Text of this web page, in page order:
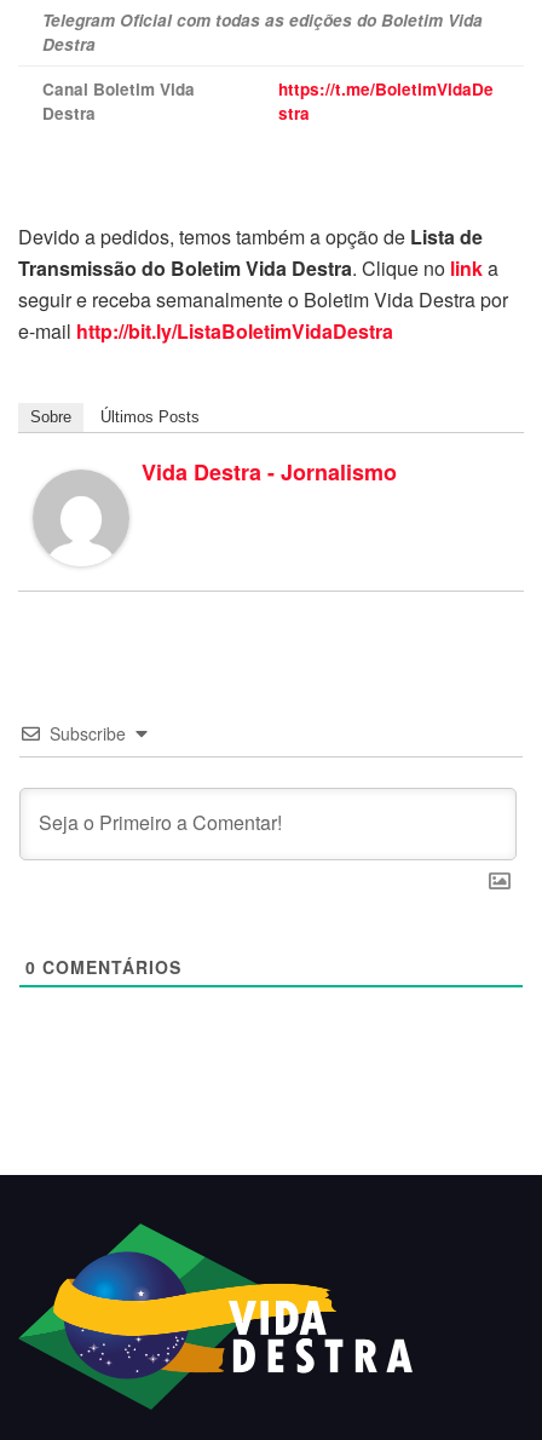
Telegram Oficial com todas as edições do Boletim Vida
Destra
Canal Boletim Vida
Destra
https://t.me/BoletimVidaDe
stra
Devido a pedidos, temos também a opção de Lista de
Transmissão do Boletim Vida Destra. Clique no linka
seguir e receba semanalmente o Boletim Vida Destra por
e-mail http://bit.ly/ListaBoletimVidaDestra
Sobre Últimos Posts
Vida Destra - Jornalismo
Subscribe
0 COMENTÁRIOS